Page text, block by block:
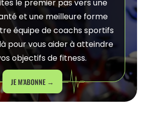
le premier pas vers une
et une meilleure forme
équipe de coachs sportifs
pour vous aider à atteindre
objectifs de fitness.
JE M'ABONNE →